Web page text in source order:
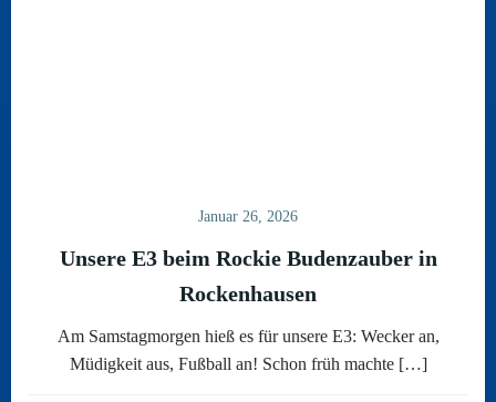
Januar 26, 2026
Unsere E3 beim Rockie Budenzauber in
Rockenhausen
Am Samstagmorgen hieß es für unsere E3: Wecker an,
Müdigkeit aus, Fußball an! Schon früh machte […]